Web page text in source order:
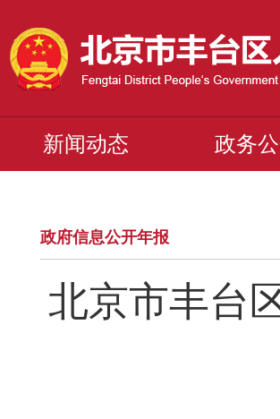
新闻动态 政务
政府信息公开年报
北京市丰台